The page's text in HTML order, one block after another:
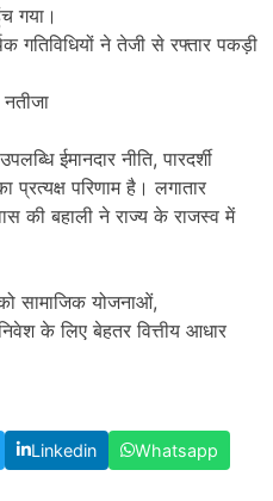
गया।
ने तेजी से रफ्तार पकड़ी
ईमानदार नीति, पारदर्शी
परिणाम है। लगातार
की बहाली ने राज्य के राजस्व में
सामाजिक योजनाओं,
के लिए बेहतर वित्तीय आधार
Linkedin
Whatsapp